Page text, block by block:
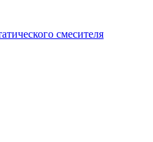
смесителя